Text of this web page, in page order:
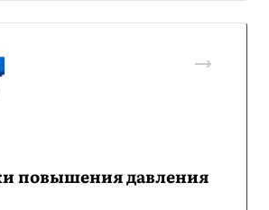
повышения давления